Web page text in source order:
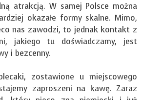
atrakcją. W samej Polsce można
okazałe formy skalne. Mimo,
nas zawodzi, to jednak kontakt z
jakiego tu doświadczamy, jest
i bezcenny.
zostawione u miejscowego
zaproszeni na kawę. Zaraz